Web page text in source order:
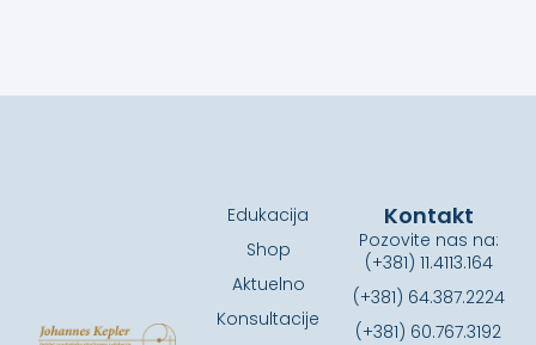
Edukacija
Shop
Aktuelno
Konsultacije
Kontakt
Pozovite nas na:
(+381) 11.4113.164
(+381) 64.387.2224
(+381) 60.767.3192